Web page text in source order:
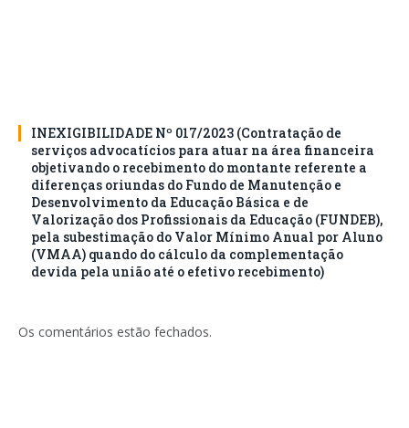
INEXIGIBILIDADE Nº 017/2023 (Contratação de
serviços advocatícios para atuar na área financeira
objetivando o recebimento do montante referente a
diferenças oriundas do Fundo de Manutenção e
Desenvolvimento da Educação Básica e de
Valorização dos Profissionais da Educação (FUNDEB),
pela subestimação do Valor Mínimo Anual por Aluno
(VMAA) quando do cálculo da complementação
devida pela união até o efetivo recebimento)
Os comentários estão fechados.